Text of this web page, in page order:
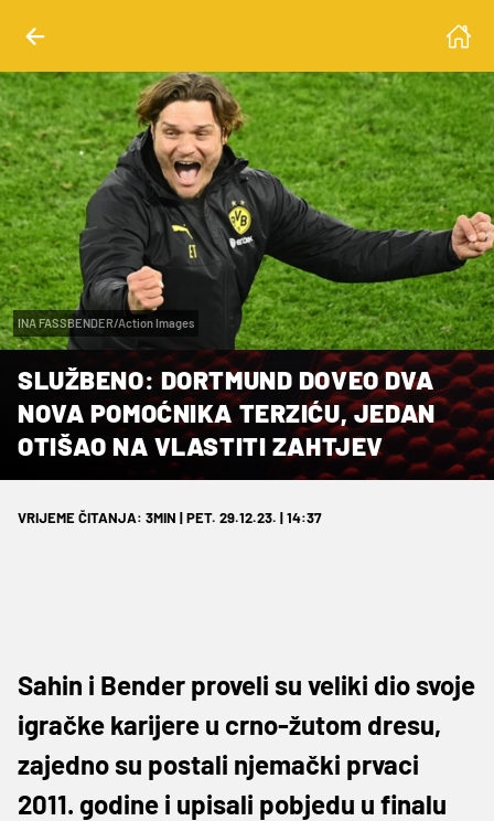
INA FASSBENDER/Action Images
SLUŽBENO: DORTMUND DOVEO DVA
NOVA POMOĆNIKA TERZIĆU, JEDAN
OTIŠAO NA VLASTITI ZAHTJEV
VRIJEME ČITANJA: 3MIN | PET. 29.12.23. | 14:37
Sahin i Bender proveli su veliki dio svoje
igračke karijere u crno-žutom dresu,
zajedno su postali njemački prvaci
2011. godine i upisali pobjedu u finalu